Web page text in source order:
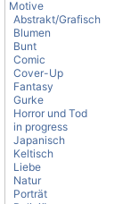
Motive
Abstrakt/Grafisch
Blumen
Bunt
Comic
Cover-Up
Fantasy
Gurke
Horror und Tod
in progress
Japanisch
Keltisch
Liebe
Natur
Porträt